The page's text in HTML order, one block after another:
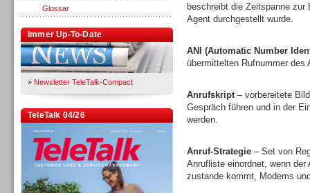
Glossar
Immer Up-To-Date
» Newsletter TeleTalk-Compact
TeleTalk 04/26
beschreibt die Zeitspanne
Agent durchgestellt wurde.
ANI (Automatic Number
übermittelten Rufnummer des
Anrufskript– vorbereitete
Gespräch führen und in der
werden.
Anruf-Strategie – Set von
Anrufliste einordnet, wenn
zustande kommt, Modems